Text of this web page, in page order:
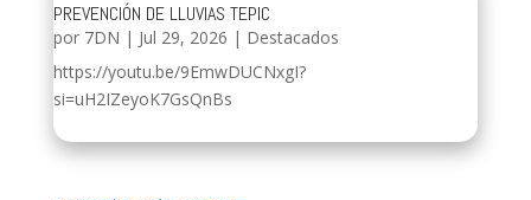
PREVENCIÓN DE LLUVIAS TEPIC
por 7DN | Jul 29, 2026 | Destacados
https://youtu.be/9EmwDUCNxgI?
si=uH2IZeyoK7GsQnBs